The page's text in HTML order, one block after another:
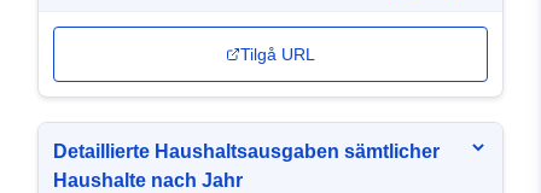
Tilgå URL
Detaillierte Haushaltsausgaben sämtlicher
Haushalte nach Jahr